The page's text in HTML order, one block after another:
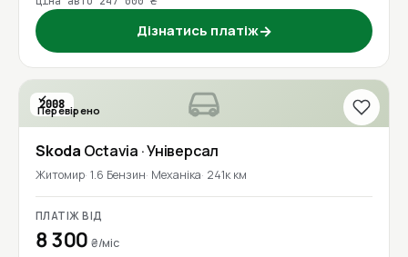
Дізнатись платіж→
2008
Перевірено
Skoda Octavia · Універсал
Житомир 1.6 Бензин Механіка 241к км
ПЛАТІЖ ВІД
8 300₴/міс